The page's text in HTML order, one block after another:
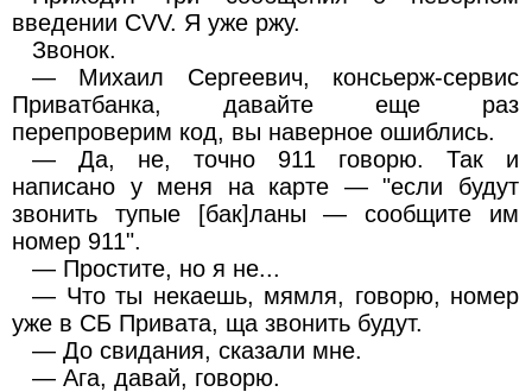
введении CVV. Я уже ржу.
Звонок.
— Михаил Сергеевич, консьерж-сервис
Приватбанка, давайте еще раз
перепроверим код, вы наверное ошиблись.
— Да, не, точно 911 говорю. Так и
написано у меня на карте — "если будут
звонить тупые [бак]ланы — сообщите им
номер 911".
— Простите, но я не...
— Что ты некаешь, мямля, говорю, номер
уже в СБ Привата, ща звонить будут.
— До свидания, сказали мне.
— Ага, давай, говорю.